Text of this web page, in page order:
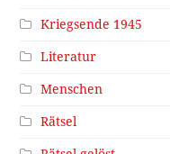
Kriegsende 1945
Literatur
Menschen
Rätsel